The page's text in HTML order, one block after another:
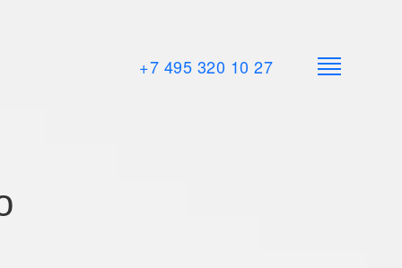
+7 495 320 10 27